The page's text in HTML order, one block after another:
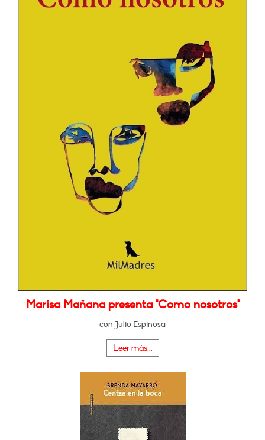
Marisa Mañana presenta "Como nosotros"
con Julio Espinosa
Leer más...